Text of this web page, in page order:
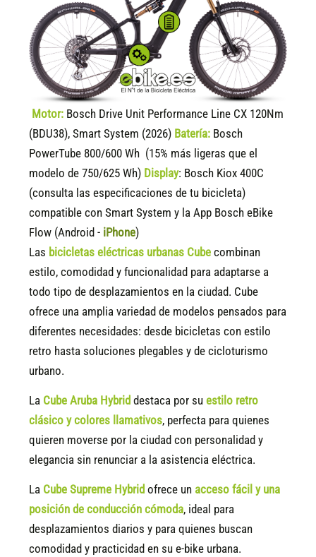
Motor: Bosch Drive Unit Performance Line CX 120Nm
(BDU38), Smart System (2026) Batería: Bosch
PowerTube 800/600 Wh (15% más ligeras que el
modelo de 750/625 Wh) Display: Bosch Kiox 400C
(consulta las especificaciones de tu bicicleta)
compatible con Smart System y la App Bosch eBike
Flow (Android - iPhone)
Las bicicletas eléctricas urbanas Cube combinan
estilo, comodidad y funcionalidad para adaptarse a
todo tipo de desplazamientos en la ciudad. Cube
ofrece una amplia variedad de modelos pensados para
diferentes necesidades: desde bicicletas con estilo
retro hasta soluciones plegables y de cicloturismo
urbano.
La Cube Aruba Hybrid destaca por suestilo retro
clásico y colores llamativos, perfecta para quienes
quieren moverse por la ciudad con personalidad y
elegancia sin renunciar a la asistencia eléctrica.
La Cube Supreme Hybrid ofrece un acceso fácil y una
posición de conducción cómoda, ideal para
desplazamientos diarios y para quienes buscan
comodidad y practicidad en su e-bike urbana.